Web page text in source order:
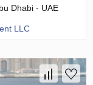
Dhabi - UAE
LLC